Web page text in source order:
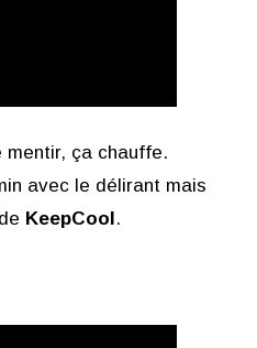
mentir, ça chauffe.
avec le délirant mais
KeepCool .